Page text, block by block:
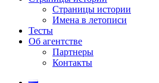
Страницы истории
Имена в летописи
Тесты
Об агентстве
Партнеры
Контакты